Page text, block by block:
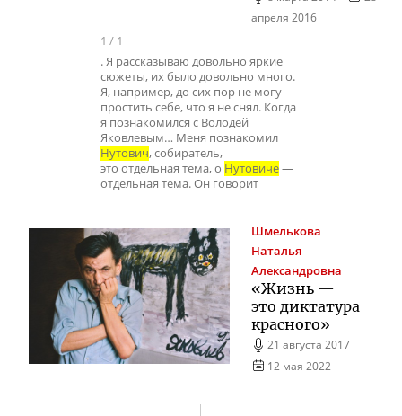
апреля 2016
1 / 1
. Я рассказываю довольно яркие
сюжеты, их было довольно много.
Я, например, до сих пор не могу
простить себе, что я не снял. Когда
я познакомился с Володей
Яковлевым… Меня познакомил
Нутович, собиратель,
это отдельная тема, о Нутовиче—
отдельная тема. Он говорит
Шмелькова
Наталья
Александровна
«Жизнь —
это диктатура
красного»
21 августа 2017
12 мая 2022